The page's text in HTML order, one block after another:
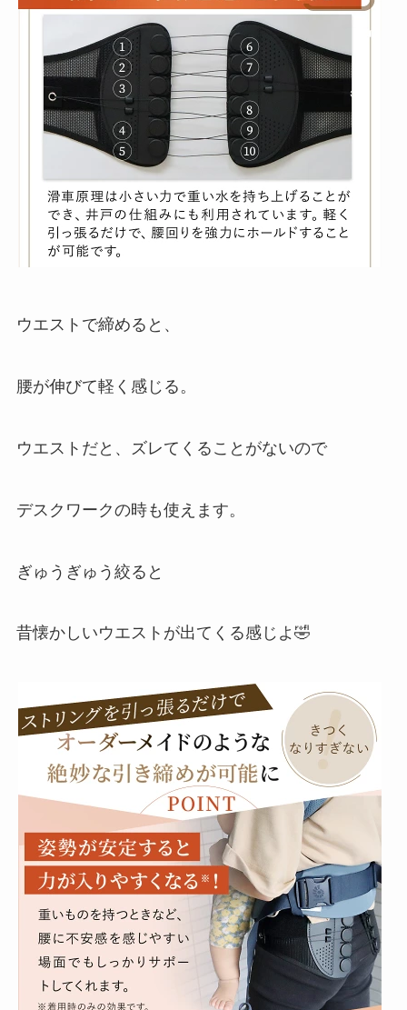
ウエストで締めると、
腰が伸びて軽く感じる。
ウエストだと、ズレてくることがないので
デスクワークの時も使えます。
ぎゅうぎゅう絞ると
昔懐かしいウエストが出てくる感じよ🤣